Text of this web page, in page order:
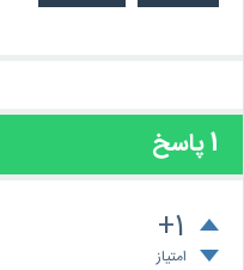
1پاسخ
+1
امتیاز